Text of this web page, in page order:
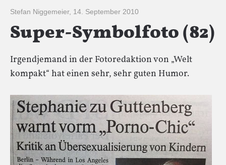
Stefan Niggemeier, 14. September 2010
Super-Symbolfoto (82)
Irgendjemand in der Fotoredaktion von „Welt
kompakt“ hat einen sehr, sehr guten Humor.